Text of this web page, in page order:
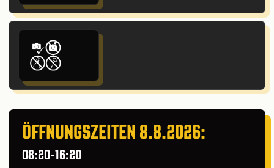
ÖFFNUNGSZEITEN 8.8.2026:
08:20-16:20